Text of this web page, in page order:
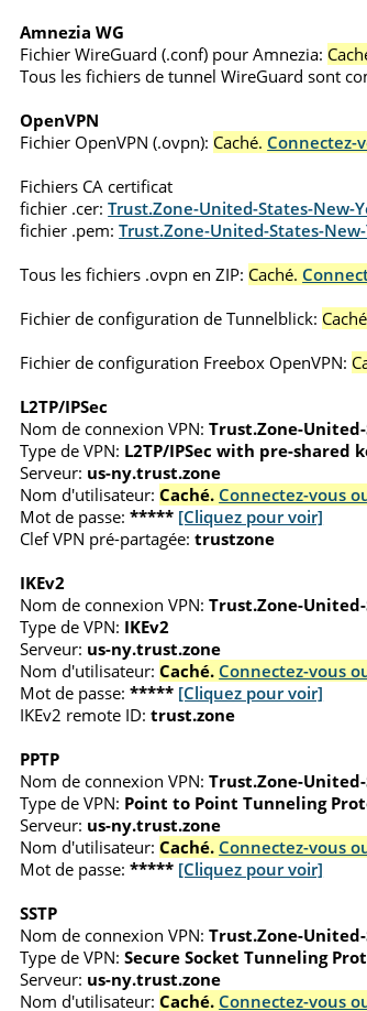
Amnezia WG
Fichier WireGuard (.conf) pour Amnezia:
Tous les fichiers de tunnel WireGuard sont
OpenVPN
Fichier OpenVPN (.ovpn): Caché. Connectez-
Fichiers CA certificat
fichier .cer: Trust.Zone-United-States-New-
fichier .pem: Trust.Zone-United-States-
Tous les fichiers .ovpn en ZIP: Caché.
Fichier de configuration de Tunnelblick:
Fichier de configuration Freebox OpenVPN:
L2TP/IPSec
Nom de connexion VPN: Trust.Zone-
Type de VPN: L2TP/IPSec with pre-shared
Serveur: us-ny.trust.zone
Nom d'utilisateur: Caché. Connectez-vous
Mot de passe: ***** [Cliquez pour voir]
Clef VPN pré-partagée: trustzone
IKEv2
Nom de connexion VPN: Trust.Zone-
Type de VPN: IKEv2
Serveur: us-ny.trust.zone
Nom d'utilisateur: Caché. Connectez-vous
Mot de passe: ***** [Cliquez pour voir]
IKEv2 remote ID: trust.zone
PPTP
Nom de connexion VPN: Trust.Zone-
Type de VPN: Point to Point Tunneling
Serveur: us-ny.trust.zone
Nom d'utilisateur: Caché. Connectez-vous
Mot de passe: ***** [Cliquez pour voir]
SSTP
Nom de connexion VPN: Trust.Zone-
Type de VPN: Secure Socket Tunneling
Serveur: us-ny.trust.zone
Nom d'utilisateur: Caché. Connectez-vous